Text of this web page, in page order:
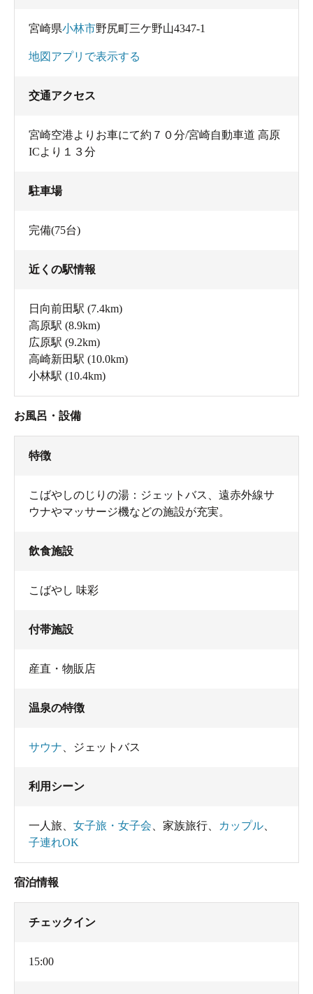
宮崎県小林市野尻町三ケ野山4347-1
地図アプリで表示する
交通アクセス
宮崎空港よりお車にて約７０分/宮崎自動車道 高原
ICより１３分
駐車場
完備(75台)
近くの駅情報
日向前田駅 (7.4km)
高原駅 (8.9km)
広原駅 (9.2km)
高崎新田駅 (10.0km)
小林駅 (10.4km)
お風呂・設備
特徴
こばやしのじりの湯：ジェットバス、遠赤外線サ
ウナやマッサージ機などの施設が充実。
飲食施設
こばやし 味彩
付帯施設
産直・物販店
温泉の特徴
サウナ ジェットバス
利用シーン
一人旅 女子旅・女子会 家族旅行 カップル
子連れOK
宿泊情報
チェックイン
15:00